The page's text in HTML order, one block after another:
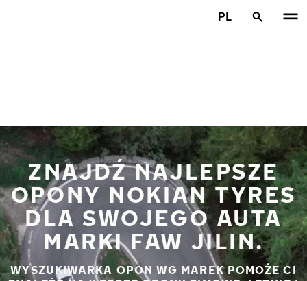
PL
ZNAJDŹ NAJLEPSZE
OPONY NOKIAN TYRES
DLA SWOJEGO AUTA
MARKI FAW JILIN.
WYSZUKIWARKA OPON WG MAREK POMOŻE CI